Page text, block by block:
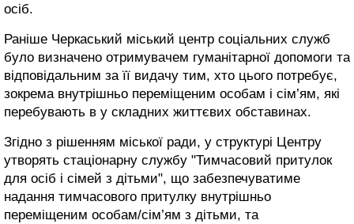
осіб.
Раніше Черкаський міський центр соціальних служб
було визначено отримувачем гуманітарної допомоги та
відповідальним за її видачу тим, хто цього потребує,
зокрема внутрішньо переміщеним особам і сім’ям, які
перебувають в у складних життєвих обставинах.
Згідно з рішенням міської ради, у структурі Центру
утворять стаціонарну службу "Тимчасовий притулок
для осіб і сімей з дітьми", що забезпечуватиме
надання тимчасового притулку внутрішньо
переміщеним особам/сім’ям з дітьми, та